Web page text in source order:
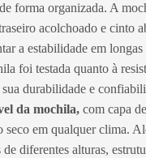
forma organizada. A
acolchoado e cinto
a estabilidade em
foi testada quanto à
sua durabilidade e
da mochila, com capa
seco em qualquer clima.
de diferentes alturas,